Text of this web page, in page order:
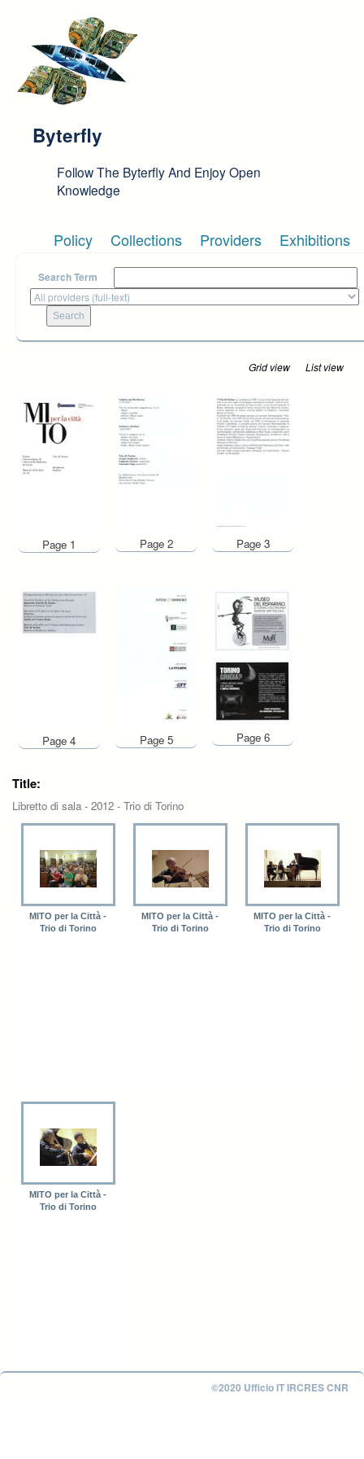
Byterfly
Follow The Byterfly And Enjoy Open
Knowledge
Policy Collections Providers Exhibitions
Search Term
Grid view List view
Page 1 Page 2 Page 3
Page 4 Page 5 Page 6
Title:
Libretto di sala - 2012 - Trio di Torino
MITO per la Città -
Trio di Torino
MITO per la Città -
Trio di Torino
MITO per la Città -
Trio di Torino
MITO per la Città -
Trio di Torino
©2020 Ufficio IT IRCRES CNR